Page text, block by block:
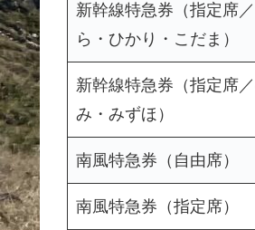
新幹線特急券（指定席／
ら・ひかり・こだま）
新幹線特急券（指定席
み・みずほ）
南風特急券（自由席）
南風特急券（指定席）